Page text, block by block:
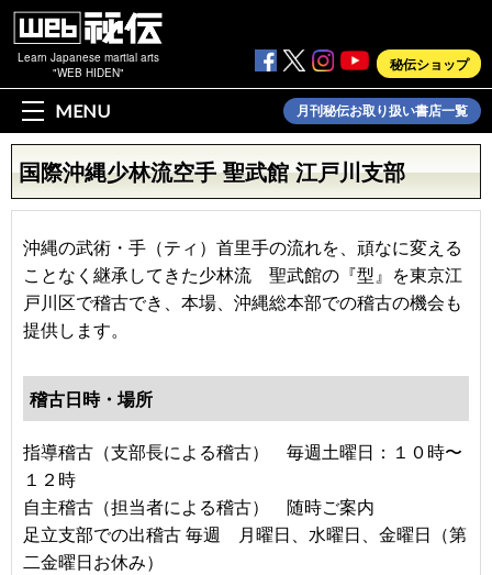
Learn Japanese martial arts
"WEB HIDEN"
秘伝ショップ
MENU 月刊秘伝お取り扱い書店一覧
国際沖縄少林流空手 聖武館 江戸川支部
沖縄の武術・手（ティ）首里手の流れを、頑なに変える
ことなく継承してきた少林流 聖武館の『型』を東京江
戸川区で稽古でき、本場、沖縄総本部での稽古の機会も
提供します。
稽古日時・場所
指導稽古（支部長による稽古） 毎週土曜日：１０時〜
１２時
自主稽古（担当者による稽古） 随時ご案内
足立支部での出稽古 毎週 月曜日、水曜日、金曜日（第
二金曜日お休み）